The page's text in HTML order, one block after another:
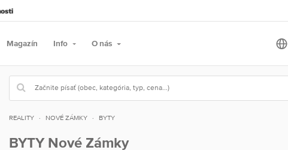
Magazín Info O nás
REALITY NOVÉ ZÁMKY BYTY
BYTY Nové Zámky